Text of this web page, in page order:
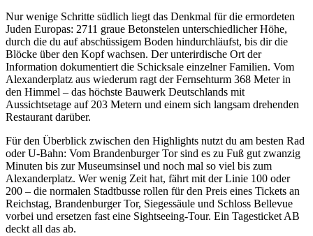
Nur wenige Schritte südlich liegt das Denkmal für die ermordeten
Juden Europas: 2711 graue Betonstelen unterschiedlicher Höhe,
durch die du auf abschüssigem Boden hindurchläufst, bis dir die
Blöcke über den Kopf wachsen. Der unterirdische Ort der
Information dokumentiert die Schicksale einzelner Familien. Vom
Alexanderplatz aus wiederum ragt der Fernsehturm 368 Meter in
den Himmel – das höchste Bauwerk Deutschlands mit
Aussichtsetage auf 203 Metern und einem sich langsam drehenden
Restaurant darüber.
Für den Überblick zwischen den Highlights nutzt du am besten Rad
oder U-Bahn: Vom Brandenburger Tor sind es zu Fuß gut zwanzig
Minuten bis zur Museumsinsel und noch mal so viel bis zum
Alexanderplatz. Wer wenig Zeit hat, fährt mit der Linie 100 oder
200 – die normalen Stadtbusse rollen für den Preis eines Tickets an
Reichstag, Brandenburger Tor, Siegessäule und Schloss Bellevue
vorbei und ersetzen fast eine Sightseeing-Tour. Ein Tagesticket AB
deckt all das ab.